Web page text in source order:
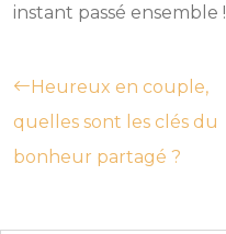
instant passé ensemble !
Heureux en couple,
quelles sont les clés du
bonheur partagé ?